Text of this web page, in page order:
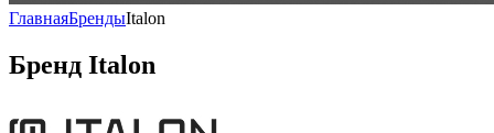
ГлавнаяБрендыItalon
Бренд Italon